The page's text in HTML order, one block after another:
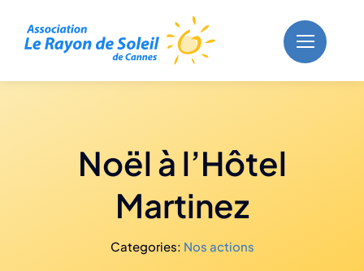
Noël à l’Hôtel
Martinez
Categories: Nos actions